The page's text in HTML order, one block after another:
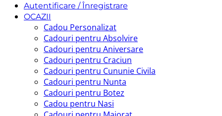
Autentificare / Înregistrare
OCAZII
Cadou Personalizat
Cadouri pentru Absolvire
Cadouri pentru Aniversare
Cadouri pentru Craciun
Cadouri pentru Cununie Civila
Cadouri pentru Nunta
Cadouri pentru Botez
Cadou pentru Nasi